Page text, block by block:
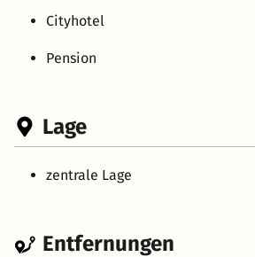
Cityhotel
Pension
Lage
zentrale Lage
Entfernungen